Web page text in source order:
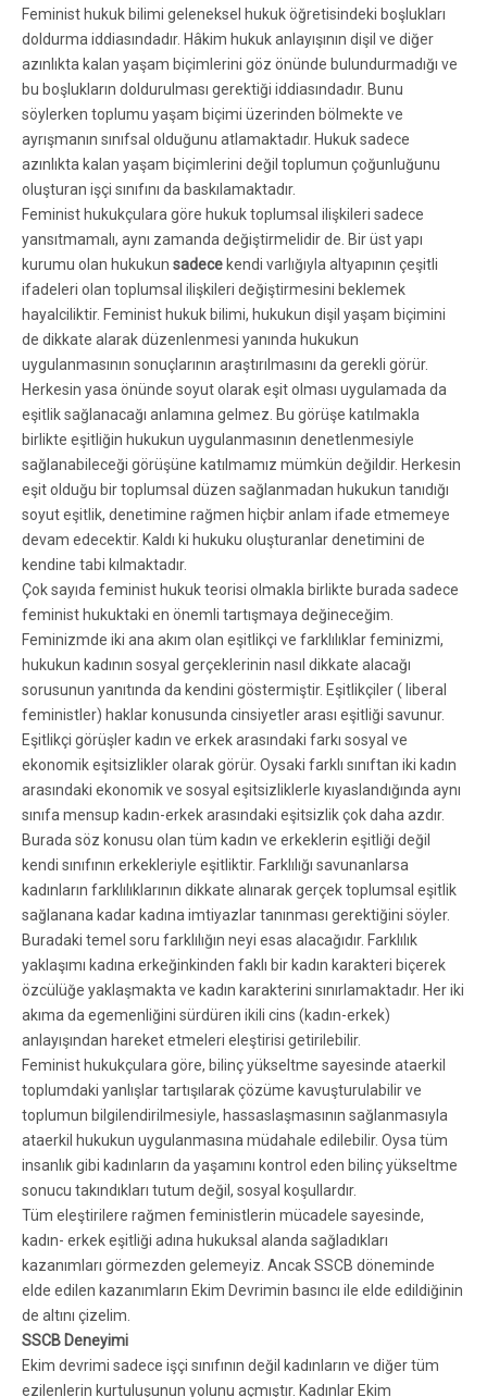
Feminist hukuk bilimi geleneksel hukuk öğretisindeki boşlukları
doldurma iddiasındadır. Hâkim hukuk anlayışının dişil ve diğer
azınlıkta kalan yaşam biçimlerini göz önünde bulundurmadığı ve
bu boşlukların doldurulması gerektiği iddiasındadır. Bunu
söylerken toplumu yaşam biçimi üzerinden bölmekte ve
ayrışmanın sınıfsal olduğunu atlamaktadır. Hukuk sadece
azınlıkta kalan yaşam biçimlerini değil toplumun çoğunluğunu
oluşturan işçi sınıfını da baskılamaktadır.
Feminist hukukçulara göre hukuk toplumsal ilişkileri sadece
yansıtmamalı, aynı zamanda değiştirmelidir de. Bir üst yapı
kurumu olan hukukun sadece kendi varlığıyla altyapının çeşitli
ifadeleri olan toplumsal ilişkileri değiştirmesini beklemek
hayalciliktir. Feminist hukuk bilimi, hukukun dişil yaşam biçimini
de dikkate alarak düzenlenmesi yanında hukukun
uygulanmasının sonuçlarının araştırılmasını da gerekli görür.
Herkesin yasa önünde soyut olarak eşit olması uygulamada da
eşitlik sağlanacağı anlamına gelmez. Bu görüşe katılmakla
birlikte eşitliğin hukukun uygulanmasının denetlenmesiyle
sağlanabileceği görüşüne katılmamız mümkün değildir. Herkesin
eşit olduğu bir toplumsal düzen sağlanmadan hukukun tanıdığı
soyut eşitlik, denetimine rağmen hiçbir anlam ifade etmemeye
devam edecektir. Kaldı ki hukuku oluşturanlar denetimini de
kendine tabi kılmaktadır.
Çok sayıda feminist hukuk teorisi olmakla birlikte burada sadece
feminist hukuktaki en önemli tartışmaya değineceğim.
Feminizmde iki ana akım olan eşitlikçi ve farklılıklar feminizmi,
hukukun kadının sosyal gerçeklerinin nasıl dikkate alacağı
sorusunun yanıtında da kendini göstermiştir. Eşitlikçiler ( liberal
feministler) haklar konusunda cinsiyetler arası eşitliği savunur.
Eşitlikçi görüşler kadın ve erkek arasındaki farkı sosyal ve
ekonomik eşitsizlikler olarak görür. Oysaki farklı sınıftan iki kadın
arasındaki ekonomik ve sosyal eşitsizliklerle kıyaslandığında aynı
sınıfa mensup kadın-erkek arasındaki eşitsizlik çok daha azdır.
Burada söz konusu olan tüm kadın ve erkeklerin eşitliği değil
kendi sınıfının erkekleriyle eşitliktir. Farklılığı savunanlarsa
kadınların farklılıklarının dikkate alınarak gerçek toplumsal eşitlik
sağlanana kadar kadına imtiyazlar tanınması gerektiğini söyler.
Buradaki temel soru farklılığın neyi esas alacağıdır. Farklılık
yaklaşımı kadına erkeğinkinden faklı bir kadın karakteri biçerek
özcülüğe yaklaşmakta ve kadın karakterini sınırlamaktadır. Her iki
akıma da egemenliğini sürdüren ikili cins (kadın-erkek)
anlayışından hareket etmeleri eleştirisi getirilebilir.
Feminist hukukçulara göre, bilinç yükseltme sayesinde ataerkil
toplumdaki yanlışlar tartışılarak çözüme kavuşturulabilir ve
toplumun bilgilendirilmesiyle, hassaslaşmasının sağlanmasıyla
ataerkil hukukun uygulanmasına müdahale edilebilir. Oysa tüm
insanlık gibi kadınların da yaşamını kontrol eden bilinç yükseltme
sonucu takındıkları tutum değil, sosyal koşullardır.
Tüm eleştirilere rağmen feministlerin mücadele sayesinde,
kadın- erkek eşitliği adına hukuksal alanda sağladıkları
kazanımları görmezden gelemeyiz. Ancak SSCB döneminde
elde edilen kazanımların Ekim Devrimin basıncı ile elde edildiğinin
de altını çizelim.
SSCB Deneyimi
Ekim devrimi sadece işçi sınıfının değil kadınların ve diğer tüm
ezilenlerin kurtuluşunun yolunu açmıştır. Kadınlar Ekim